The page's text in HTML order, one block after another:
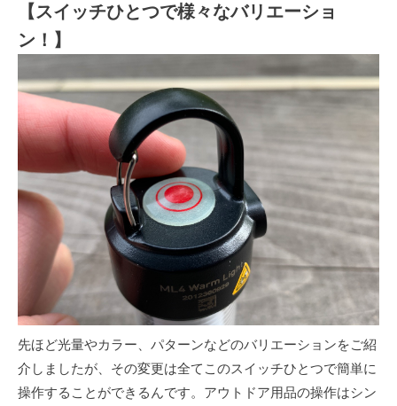
【スイッチひとつで様々なバリエーショ
ン！】
先ほど光量やカラー、パターンなどのバリエーションをご紹
介しましたが、その変更は全てこのスイッチひとつで簡単に
操作することができるんです。アウトドア用品の操作はシン